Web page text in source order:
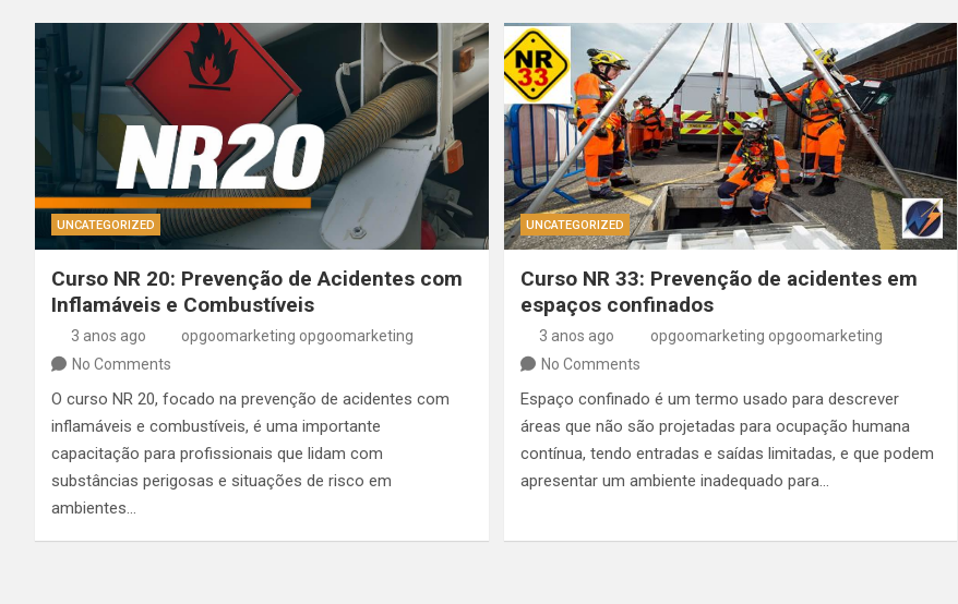
UNCATEGORIZED
Curso NR 20: Prevenção de Acidentes com
Inflamáveis e Combustíveis
3 anos ago
opgoomarketing opgoomarketing
No Comments
O curso NR 20, focado na prevenção de acidentes com
inflamáveis e combustíveis, é uma importante
capacitação para profissionais que lidam com
substâncias perigosas e situações de risco em
ambientes…
UNCATEGORIZED
Curso NR 33: Prevenção de acidentes em
espaços confinados
3 anos ago
opgoomarketing opgoomarketing
No Comments
Espaço confinado é um termo usado para descrever
áreas que não são projetadas para ocupação humana
contínua, tendo entradas e saídas limitadas, e que podem
apresentar um ambiente inadequado para…